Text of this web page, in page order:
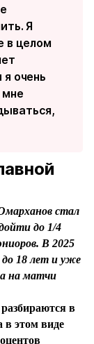
Я
в целом
очень
мне
стал
до 1/4
В 2025
18 лет и уже
на матчи
в
в этом виде